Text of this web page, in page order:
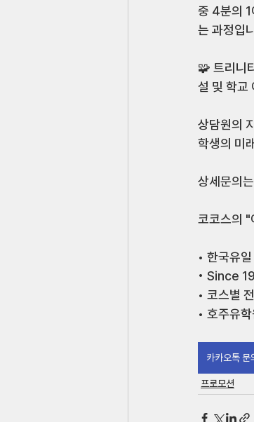
중 4분의 1
는 과정입
🧩 트리니
설 및 학교
상담원의
학생의 미
상세문의
코코스의 "
• 한국유
• Since
• 코스별
• 호주유
카카오톡 문
프로모션